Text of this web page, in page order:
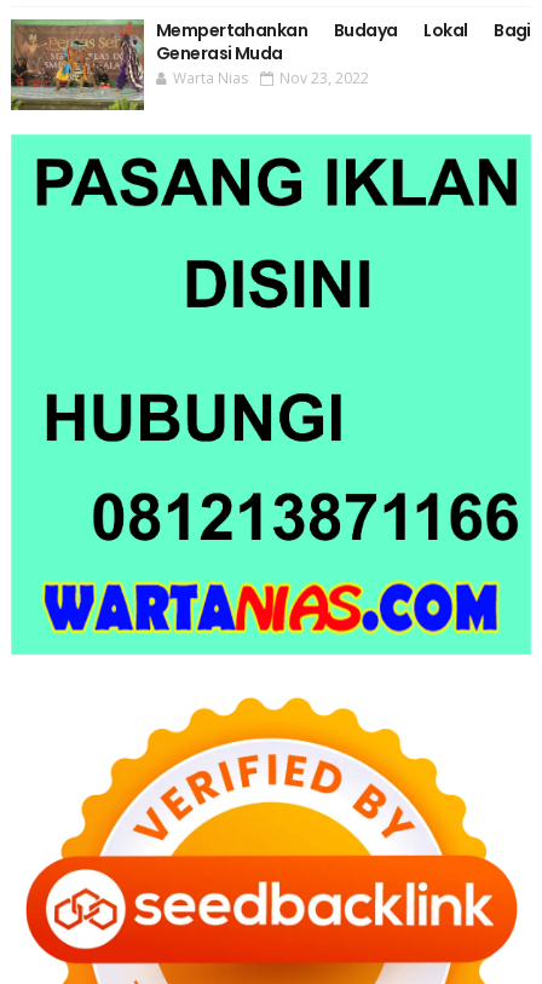
Mempertahankan Budaya Lokal Bagi
Generasi Muda
Warta Nias Nov 23, 2022